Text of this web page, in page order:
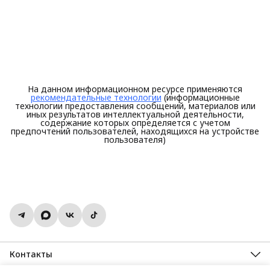
На данном информационном ресурсе применяются
рекомендательные технологии (информационные
технологии предоставления сообщений, материалов или
иных результатов интеллектуальной деятельности,
содержание которых определяется с учетом
предпочтений пользователей, находящихся на устройстве
пользователя)
Контакты